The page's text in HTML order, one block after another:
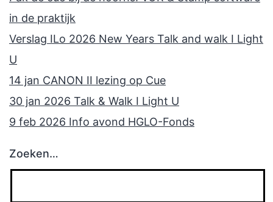
in de praktijk
Verslag ILo 2026 New Years Talk and walk I Light
U
14 jan CANON II lezing op Cue
30 jan 2026 Talk & Walk I Light U
9 feb 2026 Info avond HGLO-Fonds
Zoeken…